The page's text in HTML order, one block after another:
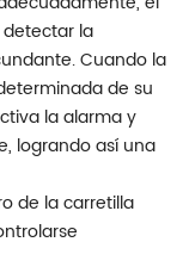
la
Cuando la
de su
la alarma y
logrando así una
de la carretilla